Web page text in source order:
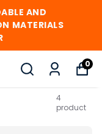
AND
MATERIALS
0
4
product